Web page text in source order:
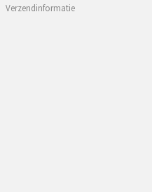
Verzendinformatie